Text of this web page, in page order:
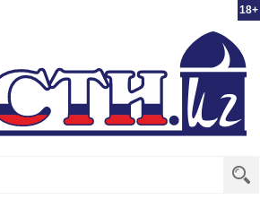
18+